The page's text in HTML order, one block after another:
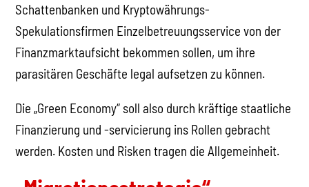
Schattenbanken und Kryptowährungs-
Spekulationsfirmen Einzelbetreuungsservice von der
Finanzmarktaufsicht bekommen sollen, um ihre
parasitären Geschäfte legal aufsetzen zu können.
Die „Green Economy“ soll also durch kräftige staatliche
Finanzierung und -servicierung ins Rollen gebracht
werden. Kosten und Risken tragen die Allgemeinheit.